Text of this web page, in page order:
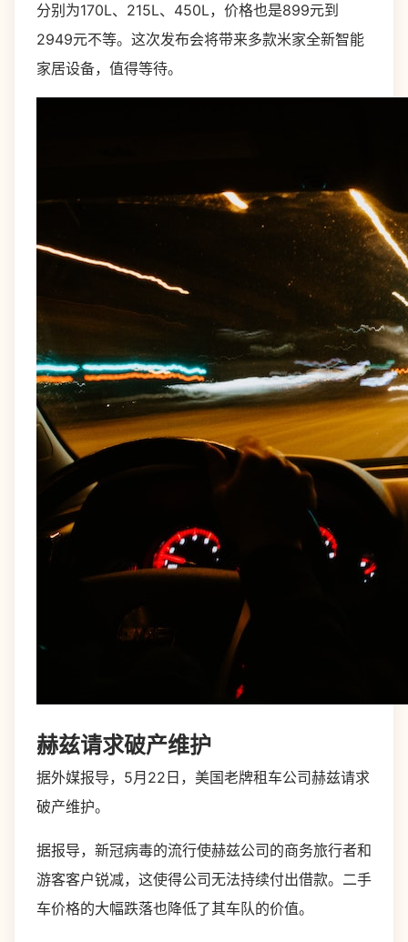
分别为170L、215L、450L，价格也是899元到
2949元不等。这次发布会将带来多款米家全新智能
家居设备，值得等待。
赫兹请求破产维护
据外媒报导，5月22日，美国老牌租车公司赫兹请求
破产维护。
据报导，新冠病毒的流行使赫兹公司的商务旅行者和
游客客户锐减，这使得公司无法持续付出借款。二手
车价格的大幅跌落也降低了其车队的价值。